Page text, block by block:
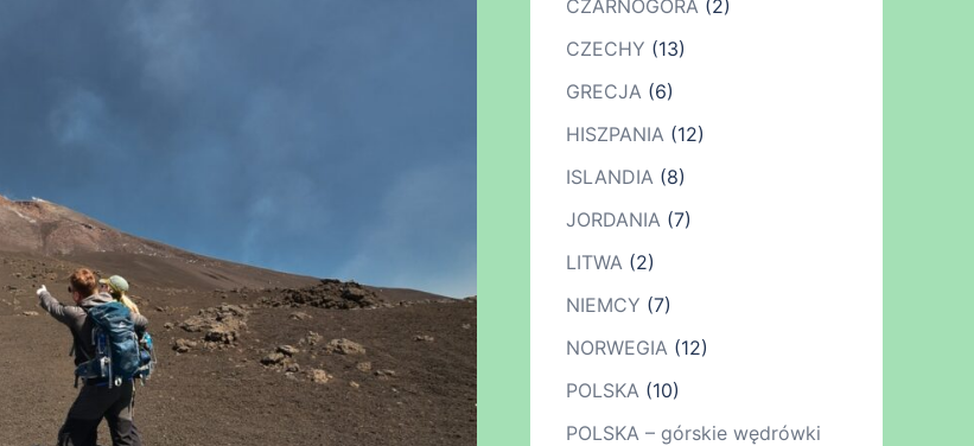
CZARNOGÓRA(2)
CZECHY (13)
GRECJA(6)
HISZPANIA(12)
ISLANDIA(8)
JORDANIA(7)
LITWA(2)
NIEMCY (7)
NORWEGIA(12)
POLSKA(10)
POLSKA – górskie wędrówki